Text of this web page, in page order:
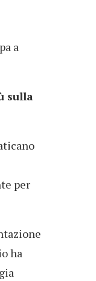
a
sulla
per
ha